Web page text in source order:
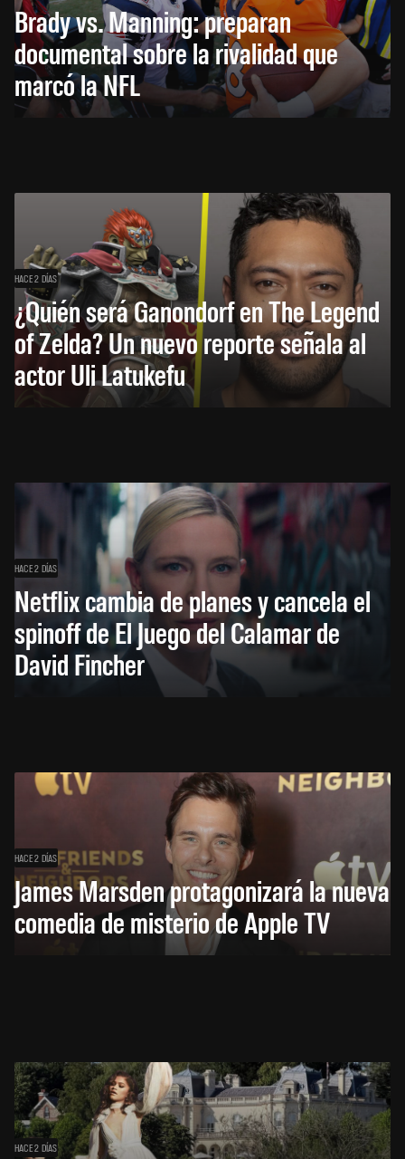
Brady vs. Manning: preparan
documental sobre la rivalidad que
marcó la NFL
HACE 2 DÍAS
¿Quién será Ganondorf en The Legend
of Zelda? Un nuevo reporte señala al
actor Uli Latukefu
HACE 2 DÍAS
Netflix cambia de planes y cancela el
spinoff de El Juego del Calamar de
David Fincher
HACE 2 DÍAS
James Marsden protagonizará la nueva
comedia de misterio de Apple TV
HACE 2 DÍAS